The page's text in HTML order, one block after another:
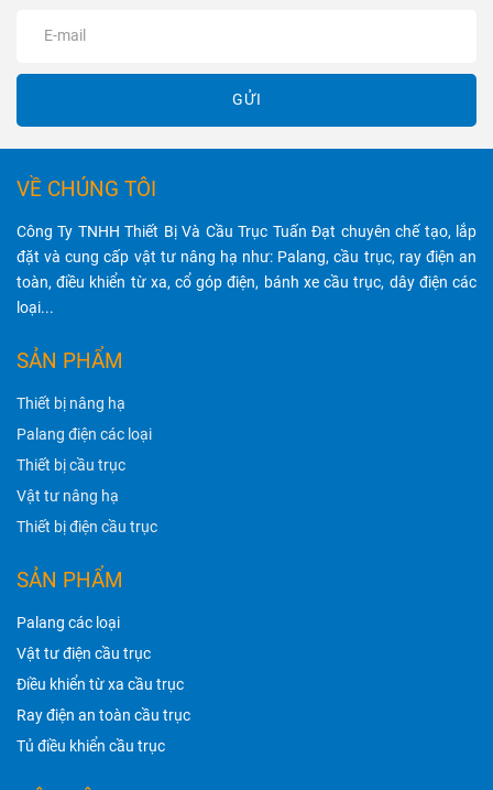
GỬI
VỀ CHÚNG TÔI
Công Ty TNHH Thiết Bị Và Cầu Trục Tuấn Đạt chuyên chế tạo, lắp
đặt và cung cấp vật tư nâng hạ như: Palang, cầu trục, ray điện an
toàn, điều khiển từ xa, cổ góp điện, bánh xe cầu trục, dây điện các
loại...
SẢN PHẨM
Thiết bị nâng hạ
Palang điện các loại
Thiết bị cầu trục
Vật tư nâng hạ
Thiết bị điện cầu trục
SẢN PHẨM
Palang các loại
Vật tư điện cầu trục
Điều khiển từ xa cầu trục
Ray điện an toàn cầu trục
Tủ điều khiển cầu trục